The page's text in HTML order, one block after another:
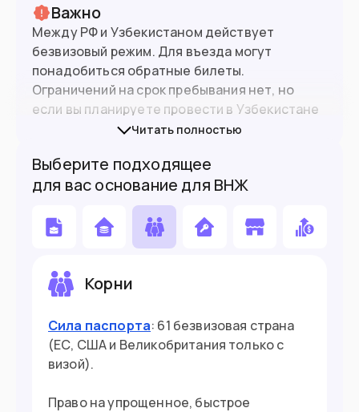
Важно
Между РФ и Узбекистаном действует
безвизовый режим. Для въезда могут
понадобиться обратные билеты.
Ограничений на срок пребывания нет, но
если вы планируете провести в Узбекистане
дольше 15 дней, необходимо
это можносделать онлайн.
Подойдет вам если
Ищете легкую легализацию по аренде
У вас есть тут родственники
Можете купить недвижимость от
Читать полностью
Выберите подходящее
для вас основание для ВНЖ
Корни
Сила паспорта: 61 безвизовая страна
(ЕС, США и Великобритания только с
визой).
Право на упрощенное, быстрое